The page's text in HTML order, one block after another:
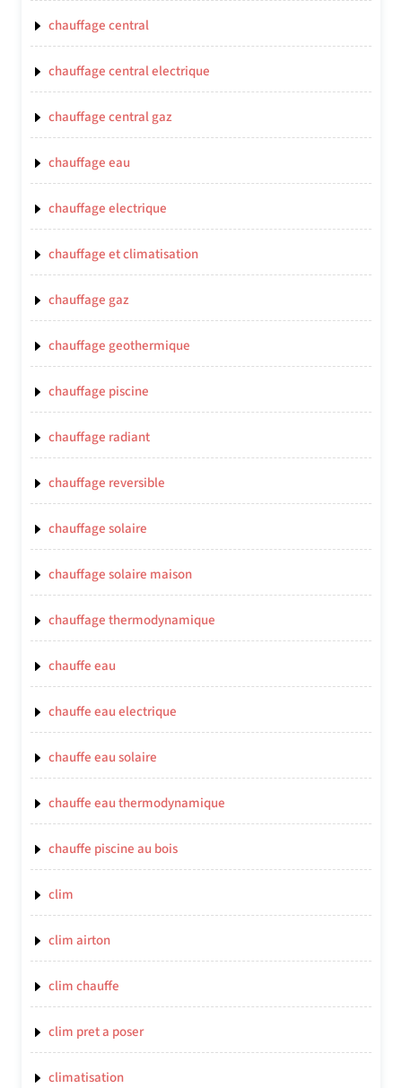
chauffage central
chauffage central electrique
chauffage central gaz
chauffage eau
chauffage electrique
chauffage et climatisation
chauffage gaz
chauffage geothermique
chauffage piscine
chauffage radiant
chauffage reversible
chauffage solaire
chauffage solaire maison
chauffage thermodynamique
chauffe eau
chauffe eau electrique
chauffe eau solaire
chauffe eau thermodynamique
chauffe piscine au bois
clim
clim airton
clim chauffe
clim pret a poser
climatisation